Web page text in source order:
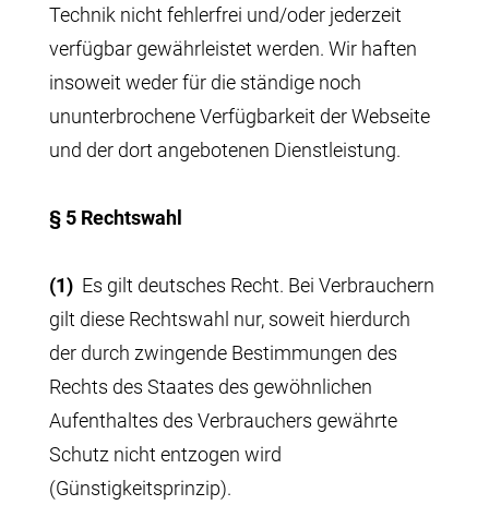
Technik nicht fehlerfrei und/oder jederzeit
verfügbar gewährleistet werden. Wir haften
insoweit weder für die ständige noch
ununterbrochene Verfügbarkeit der Webseite
und der dort angebotenen Dienstleistung.
§ 5 Rechtswahl
(1) Es gilt deutsches Recht. Bei Verbrauchern
gilt diese Rechtswahl nur, soweit hierdurch
der durch zwingende Bestimmungen des
Rechts des Staates des gewöhnlichen
Aufenthaltes des Verbrauchers gewährte
Schutz nicht entzogen wird
(Günstigkeitsprinzip).